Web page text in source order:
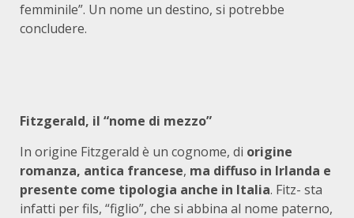
femminile”. Un nome un destino, si potrebbe
concludere.
Fitzgerald, il “nome di mezzo”
In origine Fitzgerald è un cognome, di origine
romanza, antica francese, ma diffuso in Irlanda e
presente come tipologia anche in Italia. Fitz- sta
infatti per fils, “figlio”, che si abbina al nome paterno,